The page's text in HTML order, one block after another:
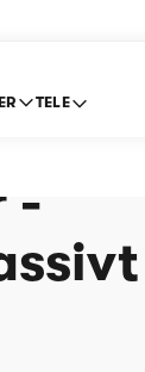
TELE
-